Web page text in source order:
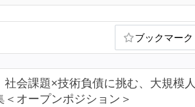
ブックマーク
社会課題×技術負債に挑む、大規模人
オープンポジション＞